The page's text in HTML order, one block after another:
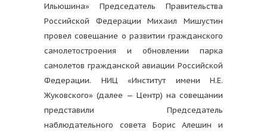
Ильюшина» Председатель Правительства
Российской Федерации Михаил Мишустин
провел совещание о развитии гражданского
самолетостроения и обновлении парка
самолетов гражданской авиации Российской
Федерации. НИЦ «Институт имени Н.Е.
Жуковского» (далее — Центр) на совещании
представили Председатель
наблюдательного совета Борис Алешин и